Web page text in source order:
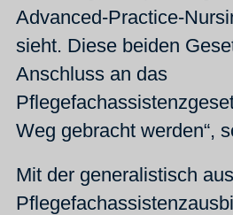
Advanced-Practice-
sieht. Diese beiden
Anschluss an das
Weg gebracht werden“,
Mit der generalistisch